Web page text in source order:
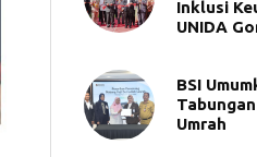
Inklusi
UNIDA
BSI
Umrah